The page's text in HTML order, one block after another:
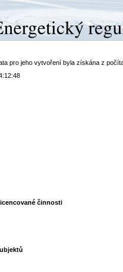
pro jeho vytvoření byla získána z
činnosti